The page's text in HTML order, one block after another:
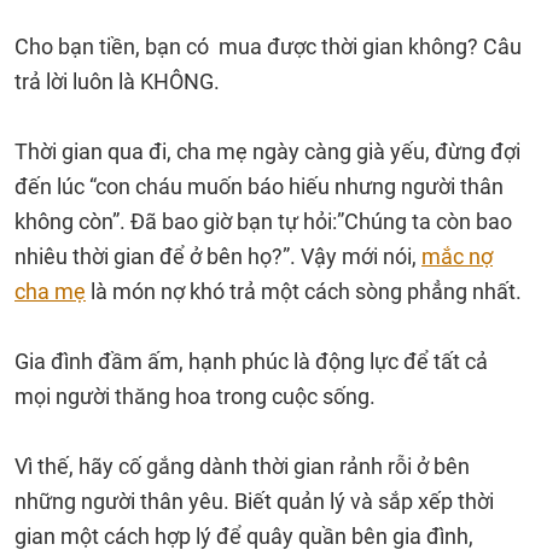
Cho bạn tiền, bạn có mua được thời gian không? Câu
trả lời luôn là KHÔNG.
Thời gian qua đi, cha mẹ ngày càng già yếu, đừng đợi
đến lúc “con cháu muốn báo hiếu nhưng người thân
không còn”. Đã bao giờ bạn tự hỏi:”Chúng ta còn bao
nhiêu thời gian để ở bên họ?”. Vậy mới nói, mắc nợ
cha mẹ là món nợ khó trả một cách sòng phẳng nhất.
Gia đình đầm ấm, hạnh phúc là động lực để tất cả
mọi người thăng hoa trong cuộc sống.
Vì thế, hãy cố gắng dành thời gian rảnh rỗi ở bên
những người thân yêu. Biết quản lý và sắp xếp thời
gian một cách hợp lý để quây quần bên gia đình,